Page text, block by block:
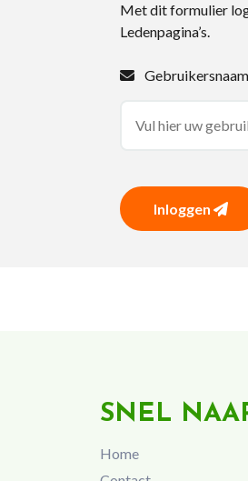
Met dit formulier
Ledenpagina’s.
Gebruikersnaam
Inloggen
SNEL
Home